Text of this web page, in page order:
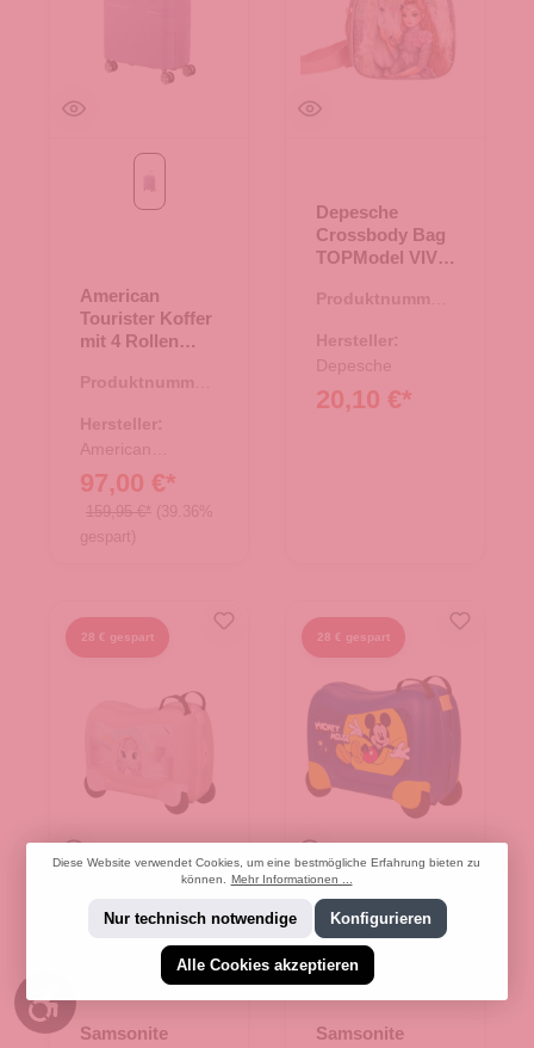
American
Tourister Koffer
mit 4 Rollen
StarVibe digital
Produktnummer:
Hersteller:
American
Tourister
97,00 €*
159,95 €* (39.36%
gespart)
Depesche
Crossbody Bag
TOPModel VIVA
Produktnummer:
Hersteller:
Depesche
20,10 €*
28 € gespart
Mickey Happy
Minnie Flower Power
unicorn Tess
+6
Samsonite
28 € gespart
Mickey Happy
Minnie Flower Power
Motorbike
+
Samsonite
Diese Website verwendet Cookies, um eine bestmögliche Erfahrung bieten zu
können. Mehr Informationen ...
Nur technisch notwendige Konfigurieren
Alle Cookies akzeptieren